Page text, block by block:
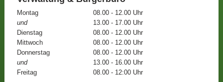
Montag
08.00 - 12.00 Uhr
und
13.00 - 17.00 Uhr
Dienstag
08.00 - 12.00 Uhr
Mittwoch
08.00 - 12.00 Uhr
Donnerstag
08.00 - 12.00 Uhr
und
13.00 - 16.00 Uhr
Freitag
08.00 - 12:00 Uhr